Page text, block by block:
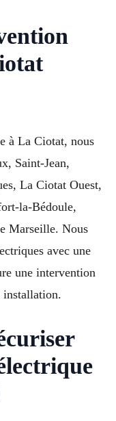
à La Ciotat, nous
Saint-Jean,
La Ciotat Ouest,
la-Bédoule,
Marseille. Nous
avec une
une intervention
installation.